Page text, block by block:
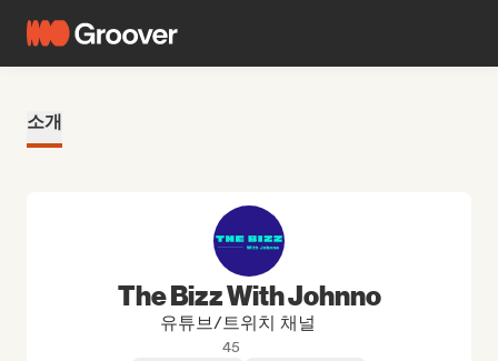
소개
The Bizz With Johnno
유튜브/트위치 채널
45